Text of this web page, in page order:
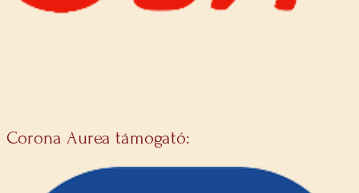
Corona Aurea támogató: